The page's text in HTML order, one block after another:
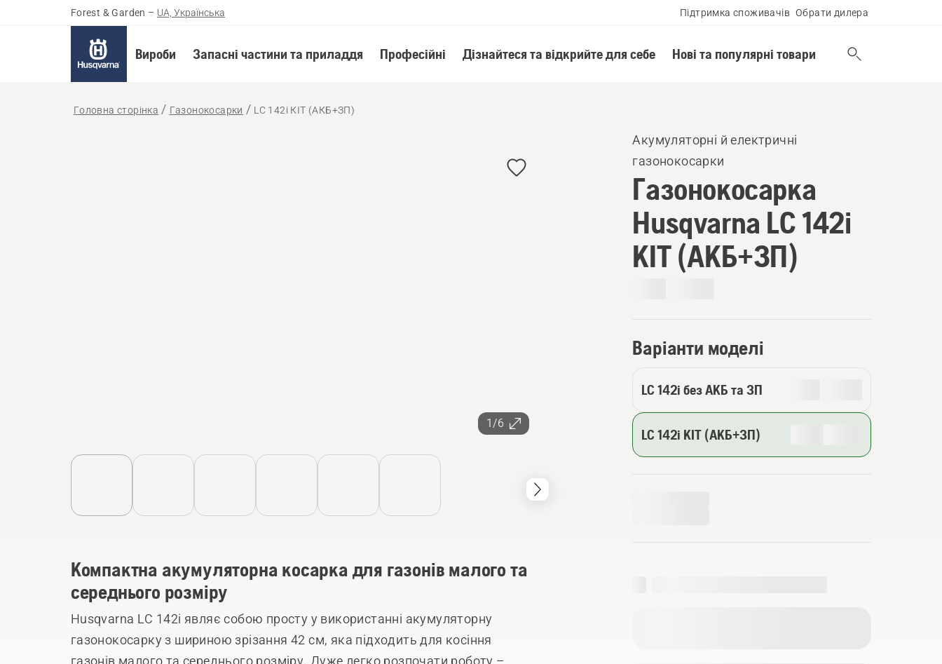
Forest & Garden – UA, Українська Підтримка споживачів Обрати дилера
Вироби Запасні частини та приладдя Професійні Дізнайтеся та відкрийте для себе Нові та популярні товари
Головна сторінка Газонокосарки LC 142i КІТ (АКБ+ЗП)
1/6
Акумуляторні й електричні
газонокосарки
Газонокосарка
Husqvarna LC 142i
КІТ (АКБ+ЗП)
Варіанти моделі
LC 142i без АКБ та ЗП
LC 142i КІТ (АКБ+ЗП)
Компактна акумуляторна косарка для газонів малого та
середнього розміру
Husqvarna LC 142i являє собою просту у використанні акумуляторну
газонокосарку з шириною зрізання 42 см, яка підходить для косіння
газонів малого та середнього розміру. Дуже легко розпочати роботу –